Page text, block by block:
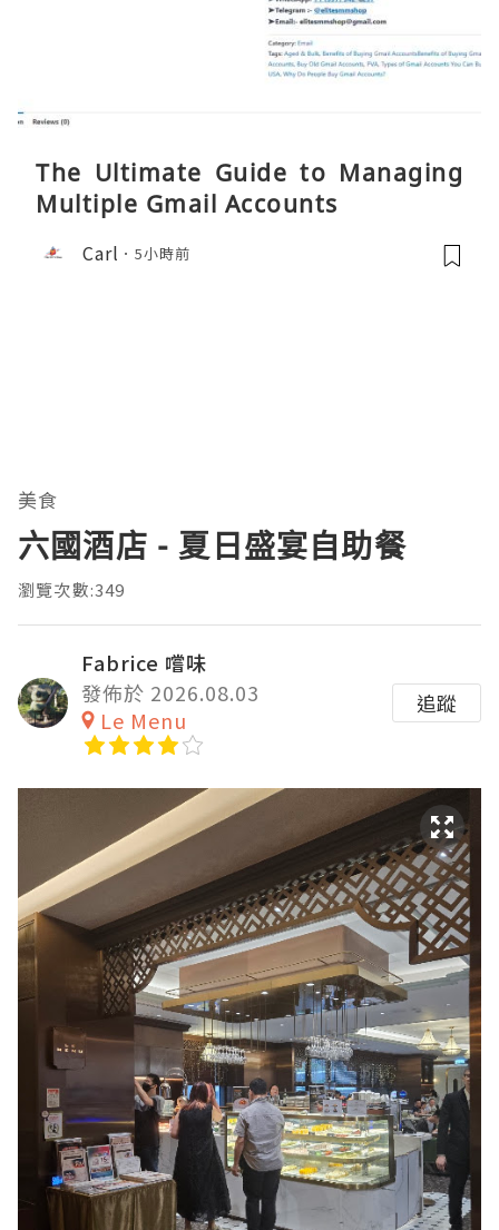
The Ultimate Guide to Managing
Multiple Gmail Accounts
Carl 5小時前
美食
六國酒店 - 夏日盛宴自助餐
瀏覽次數:349
Fabrice 嚐味
發佈於 2026.08.03
Le Menu
追蹤